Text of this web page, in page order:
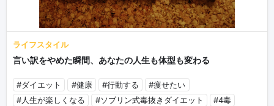
ライフスタイル
言い訳をやめた瞬間、あなたの人生も体型も変わる
#ダイエット #健康 #行動する
#痩せたい
#人生が楽しくなる
#ソブリン式毒抜きダイエット
#4毒